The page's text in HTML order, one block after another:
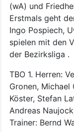
(wA) und
Erstmals geht
Ingo Pospiech,
spielen mit den
der Bezirksliga .
TBO 1. Herren:
Gronen,
Köster, Stefan
Andreas
Trainer: Bernd